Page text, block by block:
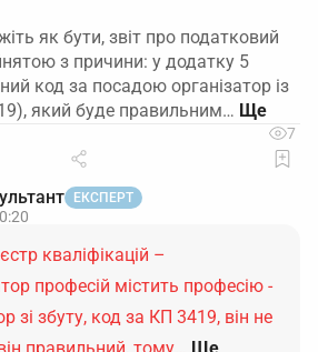
як бути, звіт про податковий
з причини: у додатку 5
код за посадою організатор із
який буде правильним…
7
ЕКСПЕРТ
кваліфікацій –
професій містить професію -
зі збуту, код за КП 3419, він не